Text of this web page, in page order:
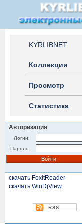
KYRLIBNET
Коллекции
Просмотр
Статистика
Авторизация
Логин:
Пароль:
скачать FoxitReader
скачать WinDjView